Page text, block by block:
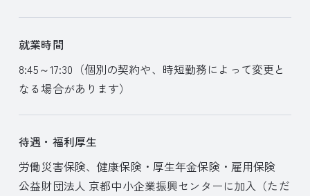
就業時間
8:45～17:30（個別の契約や、時短勤務によって変更と
なる場合があります）
待遇・福利厚生
労働災害保険、健康保険・厚生年金保険・雇用保険
公益財団法人 京都中小企業振興センターに加入（ただ